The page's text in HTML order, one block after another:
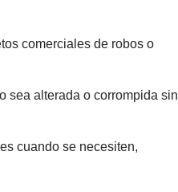
comerciales de robos o
sea alterada o corrompida sin
cuando se necesiten,